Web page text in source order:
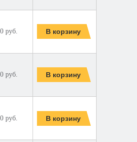
руб.
руб.
руб.